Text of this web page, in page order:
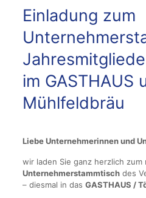
Einladung zum
im GASTHAUS
Mühlfeldbräu
Liebe Unternehmerinnen und
wir laden Sie ganz herzlich zum
Unternehmerstammtischdes
– diesmal in das GASTHAUS /